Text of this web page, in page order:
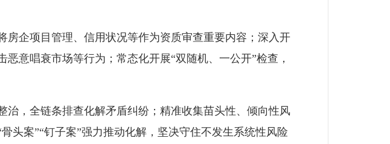
企项目管理、信用状况等作为资质审查重要内容；深入开
意唱衰市场等行为；常态化开展“双随机、一公开”检查，
，全链条排查化解矛盾纠纷；精准收集苗头性、倾向性风
头案”“钉子案”强力推动化解，坚决守住不发生系统性风险